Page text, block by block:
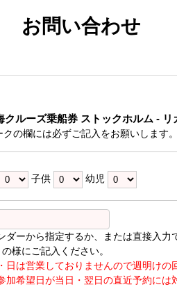
お問い合わせ
クルーズ乗船券 ストックホルム - リ
の欄には必ずご記入をお願いします。
子供 幼児
ダーから指定するか、または直接入力
様にご記入ください。
日は営業しておりませんので週明けの
加希望日が当日・翌日の直近予約には